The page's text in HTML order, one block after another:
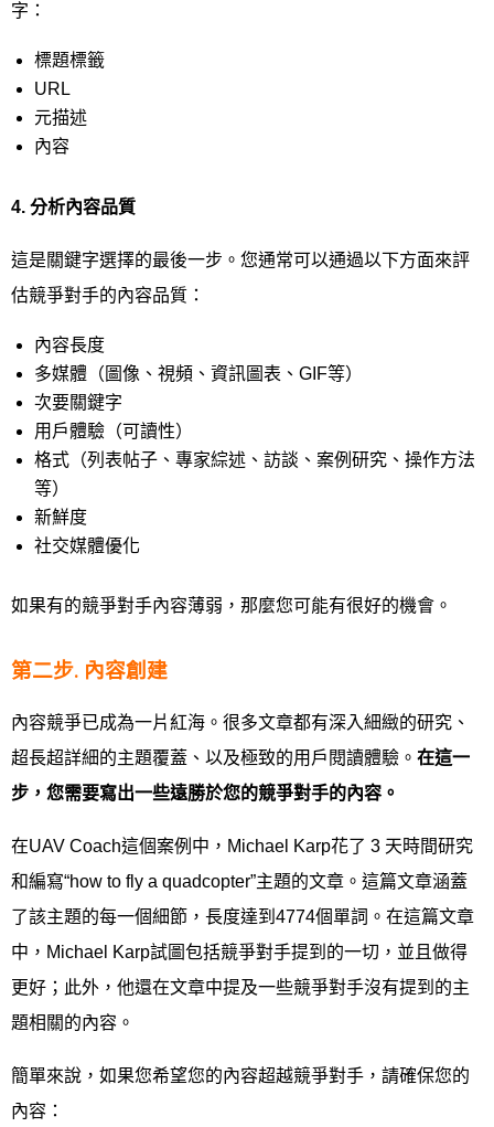
字：
標題標籤
URL
元描述
內容
4. 分析內容品質
這是關鍵字選擇的最後一步。您通常可以通過以下方面來評
估競爭對手的內容品質：
內容長度
多媒體（圖像、視頻、資訊圖表、GIF等）
次要關鍵字
用戶體驗（可讀性）
格式（列表帖子、專家綜述、訪談、案例研究、操作方法
等）
新鮮度
社交媒體優化
如果有的競爭對手內容薄弱，那麼您可能有很好的機會。
第二步. 內容創建
內容競爭已成為一片紅海。很多文章都有深入細緻的研究、
超長超詳細的主題覆蓋、以及極致的用戶閱讀體驗。 在這一
步，您需要寫出一些遠勝於您的競爭對手的內容。
在UAV Coach這個案例中，Michael Karp花了 3 天時間研究
和編寫“how to fly a quadcopter”主題的文章。這篇文章涵蓋
了該主題的每一個細節，長度達到4774個單詞。在這篇文章
中，Michael Karp試圖包括競爭對手提到的一切，並且做得
更好；此外，他還在文章中提及一些競爭對手沒有提到的主
題相關的內容。
簡單來說，如果您希望您的內容超越競爭對手，請確保您的
內容：